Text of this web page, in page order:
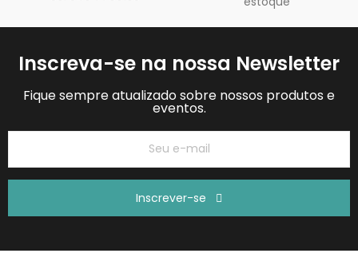
Inscreva-se na nossa Newsletter
Fique sempre atualizado sobre nossos produtos e
eventos.
Inscrever-se